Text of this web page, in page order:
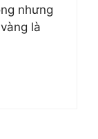
nhưng
là